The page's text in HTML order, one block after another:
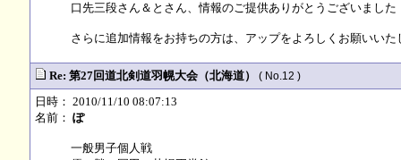
口先三段さん＆とさん、情報のご提供ありがとうございました
さらに追加情報をお持ちの方は、アップをよろしくお願いいた
Re: 第27回道北剣道羽幌大会（北海道） ( No.12 )
日時： 2010/11/10 08:07:13
名前： ぽ
一般男子個人戦